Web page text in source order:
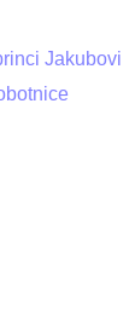
Jakubovi